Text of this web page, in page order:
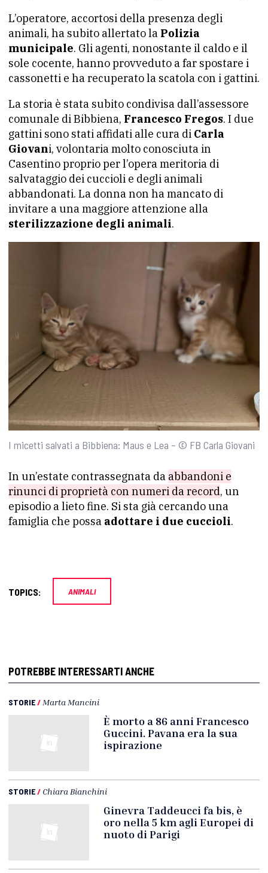
L’operatore, accortosi della presenza degli
animali, ha subito allertato la Polizia
municipale. Gli agenti, nonostante il caldo e il
sole cocente, hanno provveduto a far spostare i
cassonetti e ha recuperato la scatola con i gattini.
La storia è stata subito condivisa dall’assessore
comunale di Bibbiena, Francesco Fregos. I due
gattini sono stati affidati alle cura di Carla
Giovani, volontaria molto conosciuta in
Casentino proprio per l’opera meritoria di
salvataggio dei cuccioli e degli animali
abbandonati. La donna non ha mancato di
invitare a una maggiore attenzione alla
sterilizzazione degli animali.
I micetti salvati a Bibbiena: Maus e Lea – © FB Carla Giovani
In un’estate contrassegnata da abbandoni e
rinunci di proprietà con numeri da record, un
episodio a lieto fine. Si sta già cercando una
famiglia che possa adottare i due cuccioli.
TOPICS: ANIMALI
POTREBBE INTERESSARTI ANCHE
STORIE/ Marta Mancini
È morto a 86 anni Francesco
Guccini. Pavana era la sua
ispirazione
STORIE/ Chiara Bianchini
Ginevra Taddeucci fa bis, è
oro nella 5 km agli Europei di
nuoto di Parigi